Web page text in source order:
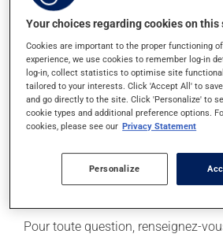
il peut causer une fatigue
il peut causer des nausées et des
Chaque personne peut réagir
traitement. Si vous croyez que ce
d'un problème qui vous
mentionné ici ou non, discutez-en
professionnel(le) de la santé. Il ou
cause et, au besoin, vous aider à
Pour toute question, renseignez-
Your choices regarding cookies on this
Cookies are important to the proper functioning
experience, we use cookies to remember log-in
log-in, collect statistics to optimise site
tailored to your interests. Click 'Accept All' to
and go directly to the site. Click 'Personalize' to
cookie types and additional preference options.
cookies, please see our Privacy Statement
Personalize